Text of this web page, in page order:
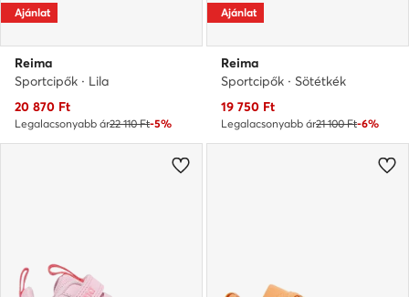
Ajánlat
Reima
Sportcipők · Lila
Aktuális ár
20 870 Ft
Legalacsonyabb ár22 110 Ft-5%
Ajánlat
Reima
Sportcipők · Sötétkék
Aktuális ár
19 750 Ft
Legalacsonyabb ár21 100 Ft-6%